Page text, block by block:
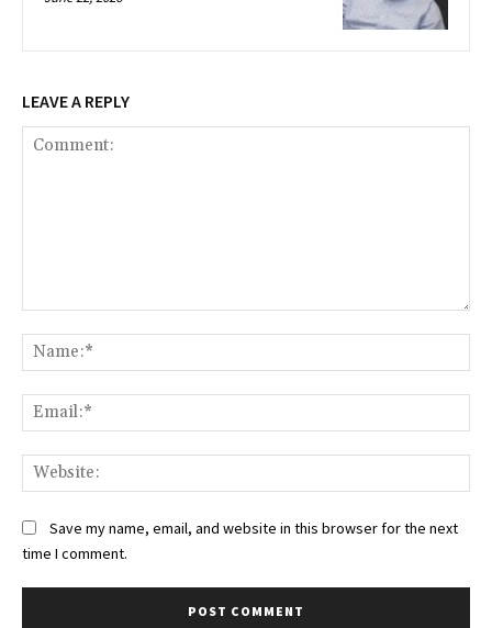
LEAVE A REPLY
Save my name, email, and website in this browser for the next
time I comment.